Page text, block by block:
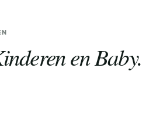
en Baby.